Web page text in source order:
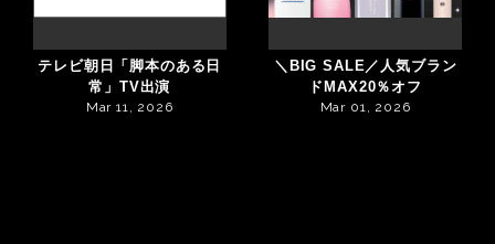
テレビ朝日「脚本のある日
常」TV出演
Mar 11, 2026
＼BIG SALE／人気ブラン
ドMAX20％オフ
Mar 01, 2026